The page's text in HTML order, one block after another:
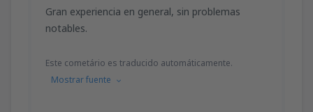
Gran experiencia en general, sin problemas
notables.
Este cometário es traducido automáticamente.
Mostrar fuente